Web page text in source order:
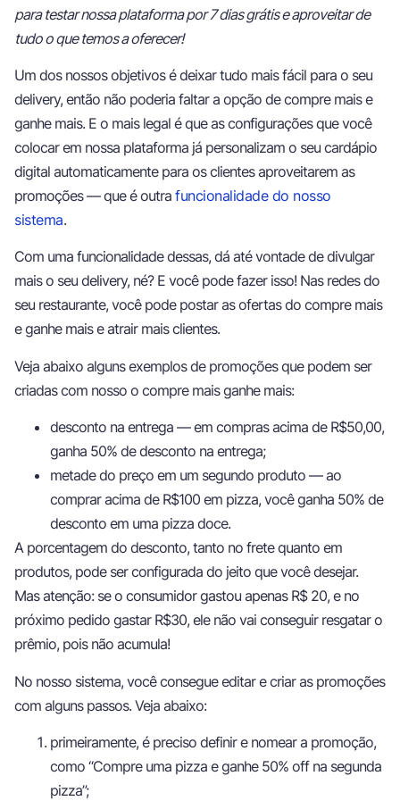
para testar nossa plataforma por 7 dias grátis e aproveitar de
tudo o que temos a oferecer!
Um dos nossos objetivos é deixar tudo mais fácil para o seu
delivery, então não poderia faltar a opção de compre mais e
ganhe mais. E o mais legal é que as configurações que você
colocar em nossa plataforma já personalizam o seu cardápio
digital automaticamente para os clientes aproveitarem as
promoções — que é outra funcionalidade do nosso
sistema.
Com uma funcionalidade dessas, dá até vontade de divulgar
mais o seu delivery, né? E você pode fazer isso! Nas redes do
seu restaurante, você pode postar as ofertas do compre mais
e ganhe mais e atrair mais clientes.
Veja abaixo alguns exemplos de promoções que podem ser
criadas com nosso o compre mais ganhe mais:
desconto na entrega — em compras acima de R$50,00,
ganha 50% de desconto na entrega;
metade do preço em um segundo produto — ao
comprar acima de R$100 em pizza, você ganha 50% de
desconto em uma pizza doce.
A porcentagem do desconto, tanto no frete quanto em
produtos, pode ser configurada do jeito que você desejar.
Mas atenção: se o consumidor gastou apenas R$ 20, e no
próximo pedido gastar R$30, ele não vai conseguir resgatar o
prêmio, pois não acumula!
No nosso sistema, você consegue editar e criar as promoções
com alguns passos. Veja abaixo:
primeiramente, é preciso definir e nomear a promoção,
como “Compre uma pizza e ganhe 50% off na segunda
pizza”;